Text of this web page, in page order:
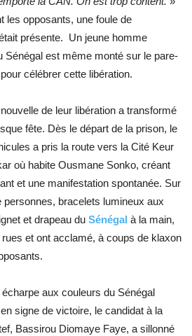
les opposants, une foule de
présente. Un jeune homme
Sénégal est même monté sur le pare-
célébrer cette libération.
de leur libération a transformé
fête. Dès le départ de la prison, le
a pris la route vers la Cité Keur
où habite Ousmane Sonko, créant
et une manifestation spontanée. Sur
personnes, bracelets lumineux aux
et drapeau du Sénégal à la main,
et ont acclamé, à coups de klaxon
aux couleurs du Sénégal
signe de victoire, le candidat à la
Bassirou Diomaye Faye, a sillonné